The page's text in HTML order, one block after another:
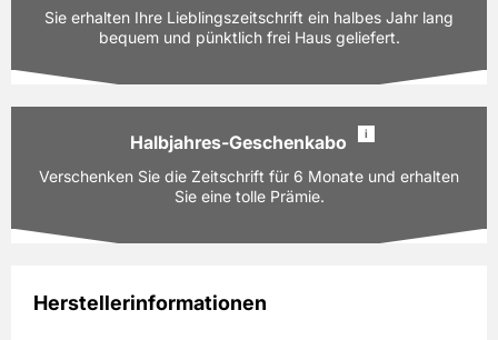
Ausgaben:
12 Hefte für je z.Zt. 8,10 EUR
Laufzeit:
12 Monate
Preis 97,20 EUR
Prämie auswählen
Sie erhalten Ihre Lieblingszeitschrift ein halbes Jahr lang
bequem und pünktlich frei Haus geliefert.
Ausgaben:
6 Hefte für je z.Zt. 8,10 EUR
6 Monate
Preis 48,60 EUR
Prämie auswählen
Halbjahres-Geschenkabo i
Verschenken Sie die Zeitschrift für 6 Monate und erhalten
Sie eine tolle Prämie.
Herstellerinformationen